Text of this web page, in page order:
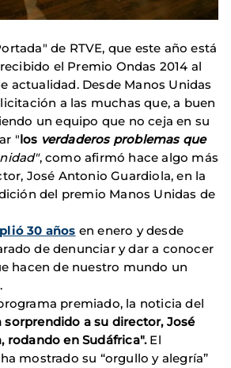
de RTVE, que este año está
el Premio Ondas 2014 al
actualidad. Desde Manos Unidas
a las muchas que, a buen
un equipo que no ceja en su
"los verdaderos problemas que
, como afirmó hace algo más
José Antonio Guardiola, en la
del premio Manos Unidas de
30 años en enero y desde
de denunciar y dar a conocer
hacen de nuestro mundo un
premiado, la noticia del
sorprendido a su director, José
rodando en Sudáfrica". El
mostrado su “orgullo y alegría”